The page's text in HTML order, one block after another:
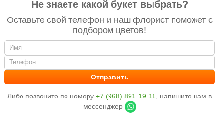
Не знаете какой букет выбрать?
Оставьте свой телефон и наш флорист поможет с
подбором цветов!
Либо позвоните по номеру +7 (968) 891-19-11
, напишите нам в
мессенджер